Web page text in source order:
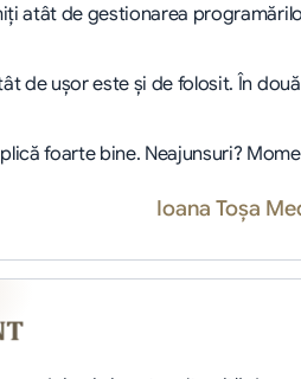
atât de gestionarea
de ușor este și de folosit. În
foarte bine. Neajunsuri?
Ioana Toșa